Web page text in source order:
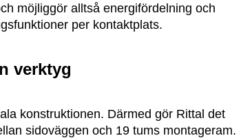
möjliggör alltså energifördelning och
per kontaktplats.
verktyg
konstruktionen. Därmed gör Rittal det
sidoväggen och 19 tums montageram.